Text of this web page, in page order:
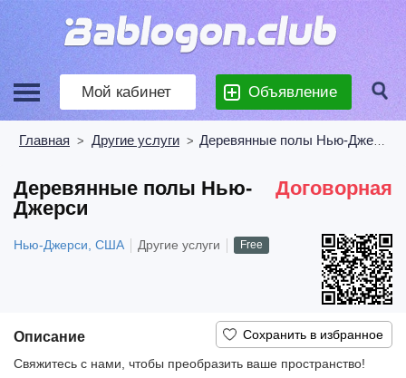
Мой кабинет Объявление
Главная > Другие услуги > Деревянные полы Нью-Джерси
Договорная
Деревянные полы Нью-
Джерси
Нью-Джерси, США Другие услуги Free
Описание
Свяжитесь с нами, чтобы преобразить ваше пространство!